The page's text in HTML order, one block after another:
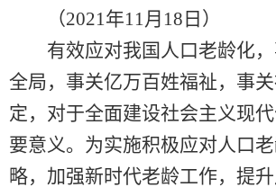
（2021年11月18日）
有效应对我国人口老龄化
全局，事关亿万百姓福祉，事
定，对于全面建设社会主义现
要意义。为实施积极应对人口
略，加强新时代老龄工作，提